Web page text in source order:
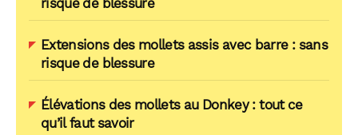
Extensions des mollets assis avec barre : sans
risque de blessure
Élévations des mollets au Donkey : tout ce
qu’il faut savoir